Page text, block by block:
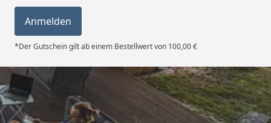
Anmelden
*Der Gutschein gilt ab einem Bestellwert von 100,00 €
Trusted Shops